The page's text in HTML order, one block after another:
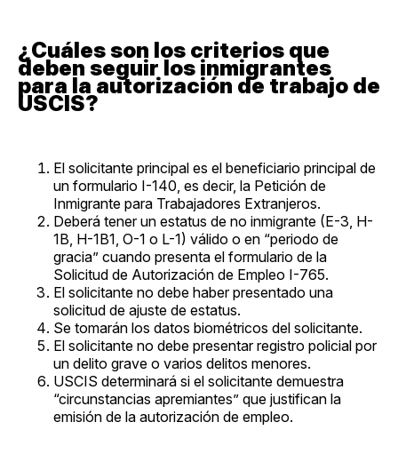
¿Cuáles son los criterios que
deben seguir los inmigrantes
para la autorización de trabajo de
USCIS?
El solicitante principal es el beneficiario principal de
un formulario I-140, es decir, la Petición de
Inmigrante para Trabajadores Extranjeros.
Deberá tener un estatus de no inmigrante (E-3, H-
1B, H-1B1, O-1 o L-1) válido o en “periodo de
gracia” cuando presenta el formulario de la
Solicitud de Autorización de Empleo I-765.
El solicitante no debe haber presentado una
solicitud de ajuste de estatus.
Se tomarán los datos biométricos del solicitante.
El solicitante no debe presentar registro policial por
un delito grave o varios delitos menores.
USCIS determinará si el solicitante demuestra
“circunstancias apremiantes” que justifican la
emisión de la autorización de empleo.